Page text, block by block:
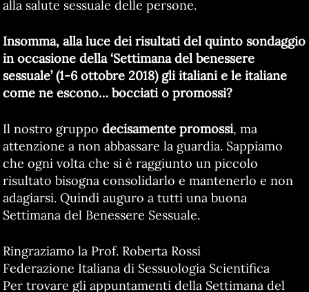
alla salute sessuale delle persone.
Insomma, alla luce dei risultati del quinto sondaggio
in occasione della ‘Settimana del benessere
sessuale’ (1-6 ottobre 2018) gli italiani e le italiane
come ne escono… bocciati o promossi?
Il nostro gruppo decisamente promossi, ma
attenzione a non abbassare la guardia. Sappiamo
che ogni volta che si è raggiunto un piccolo
risultato bisogna consolidarlo e mantenerlo e non
adagiarsi. Quindi auguro a tutti una buona
Settimana del Benessere Sessuale.
Ringraziamo la Prof. Roberta Rossi
Federazione Italiana di Sessuologia Scientifica
Per trovare gli appuntamenti della Settimana del